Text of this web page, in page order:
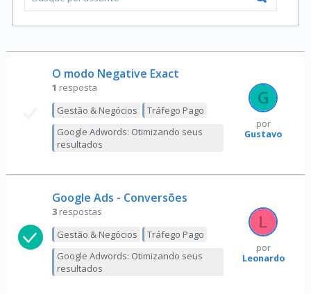
O modo Negative Exact
1 resposta
Gestão & Negócios
Tráfego Pago
Google Adwords: Otimizando seus
resultados
por
Gustavo
Google Ads - Conversões
3 respostas
Gestão & Negócios
Tráfego Pago
Google Adwords: Otimizando seus
resultados
por
Leonardo